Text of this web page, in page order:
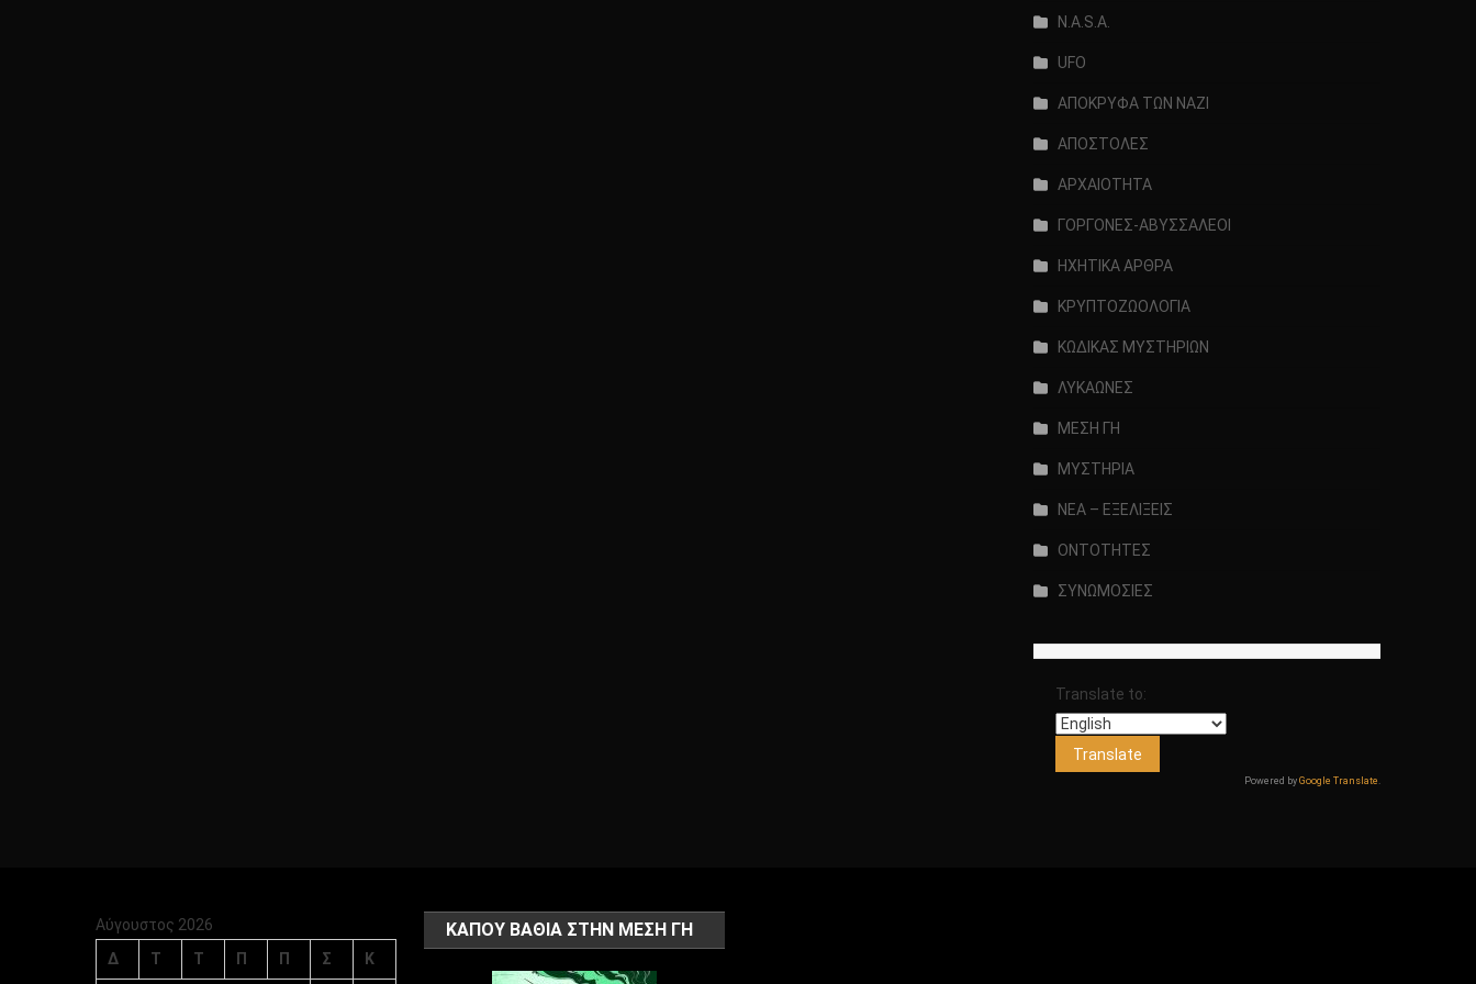
N.A.S.A.
UFO
ΑΠΟΚΡΥΦΑ ΤΩΝ ΝΑΖΙ
ΑΠΟΣΤΟΛΕΣ
ΑΡΧΑΙΟΤΗΤΑ
ΓΟΡΓΟΝΕΣ-ΑΒΥΣΣΑΛΕΟΙ
ΗΧΗΤΙΚΑ ΑΡΘΡΑ
ΚΡΥΠΤΟΖΩΟΛΟΓΙΑ
ΚΩΔΙΚΑΣ ΜΥΣΤΗΡΙΩΝ
ΛΥΚΑΩΝΕΣ
ΜΕΣΗ ΓΗ
ΜΥΣΤΗΡΙΑ
ΝΕΑ – ΕΞΕΛΙΞΕΙΣ
ΟΝΤΟΤΗΤΕΣ
ΣΥΝΩΜΟΣΙΕΣ
Translate to:
Powered by Google Translate .
Αύγουστος 2026
Δ
Τ Τ Π Π Σ Κ
ΚΑΠΟΥ ΒΑΘΙΑ ΣΤΗΝ ΜΕΣΗ ΓΗ